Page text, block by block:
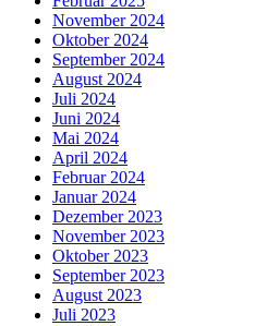
November 2024
Oktober 2024
September 2024
August 2024
Juli 2024
Juni 2024
Mai 2024
April 2024
Februar 2024
Januar 2024
Dezember 2023
November 2023
Oktober 2023
September 2023
August 2023
Juli 2023